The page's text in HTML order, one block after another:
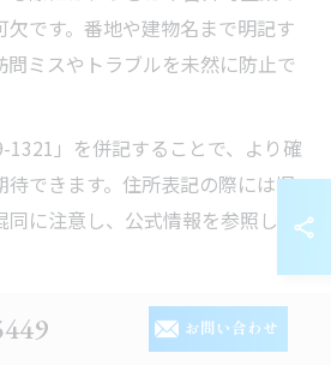
です。番地や建物名まで明記す
問ミスやトラブルを未然に防止で
1321」を併記することで、より確
待できます。住所表記の際には旧
同に注意し、公式情報を参照して
ーム入力時は、自治体公式サイト
検索を活用し、入力ミスを防ぐこ
お問い合わせ